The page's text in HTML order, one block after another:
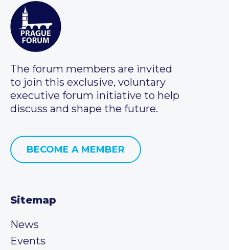
The forum members are invited
to join this exclusive, voluntary
executive forum initiative to help
discuss and shape the future.
BECOME A MEMBER
Sitemap
News
Events